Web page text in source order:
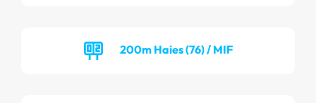
200m Haies (76) / MIF